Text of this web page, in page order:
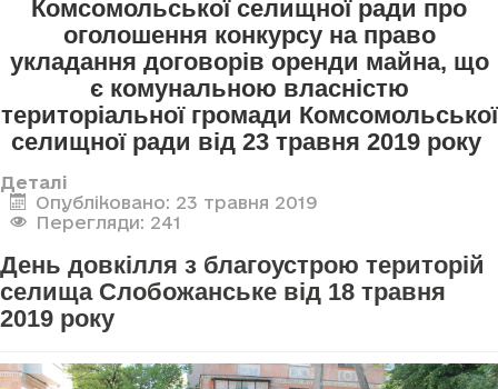
Комсомольської селищної ради про
оголошення конкурсу на право
укладання договорів оренди майна, що
є комунальною власністю
територіальної громади Комсомольської
селищної ради від 23 травня 2019 року
Деталі
Опубліковано: 23 травня 2019
Перегляди: 241
День довкілля з благоустрою територій
селища Слобожанське від 18 травня
2019 року